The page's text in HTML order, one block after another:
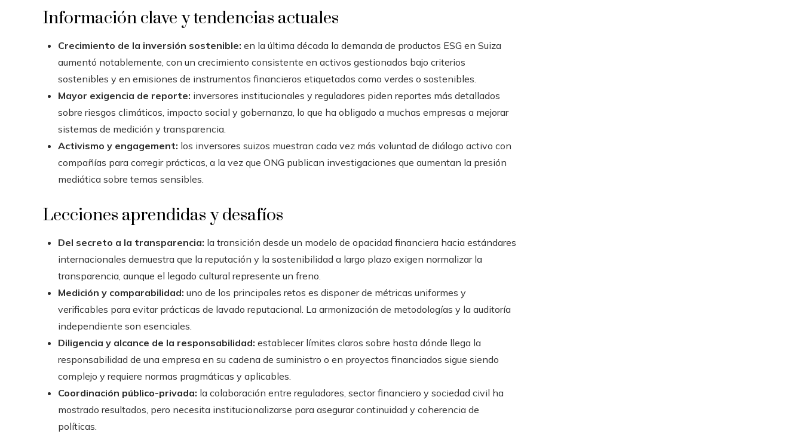
Información clave y tendencias actuales
Crecimiento de la inversión sostenible: en la última década la demanda de productos ESG en Suiza
aumentó notablemente, con un crecimiento consistente en activos gestionados bajo criterios
sostenibles y en emisiones de instrumentos financieros etiquetados como verdes o sostenibles.
Mayor exigencia de reporte: inversores institucionales y reguladores piden reportes más detallados
sobre riesgos climáticos, impacto social y gobernanza, lo que ha obligado a muchas empresas a mejorar
sistemas de medición y transparencia.
Activismo y engagement: los inversores suizos muestran cada vez más voluntad de diálogo activo con
compañías para corregir prácticas, a la vez que ONG publican investigaciones que aumentan la presión
mediática sobre temas sensibles.
Lecciones aprendidas y desafíos
Del secreto a la transparencia: la transición desde un modelo de opacidad financiera hacia estándares
internacionales demuestra que la reputación y la sostenibilidad a largo plazo exigen normalizar la
transparencia, aunque el legado cultural represente un freno.
Medición y comparabilidad: uno de los principales retos es disponer de métricas uniformes y
verificables para evitar prácticas de lavado reputacional. La armonización de metodologías y la auditoría
independiente son esenciales.
Diligencia y alcance de la responsabilidad: establecer límites claros sobre hasta dónde llega la
responsabilidad de una empresa en su cadena de suministro o en proyectos financiados sigue siendo
complejo y requiere normas pragmáticas y aplicables.
Coordinación público-privada: la colaboración entre reguladores, sector financiero y sociedad civil ha
mostrado resultados, pero necesita institucionalizarse para asegurar continuidad y coherencia de
políticas.